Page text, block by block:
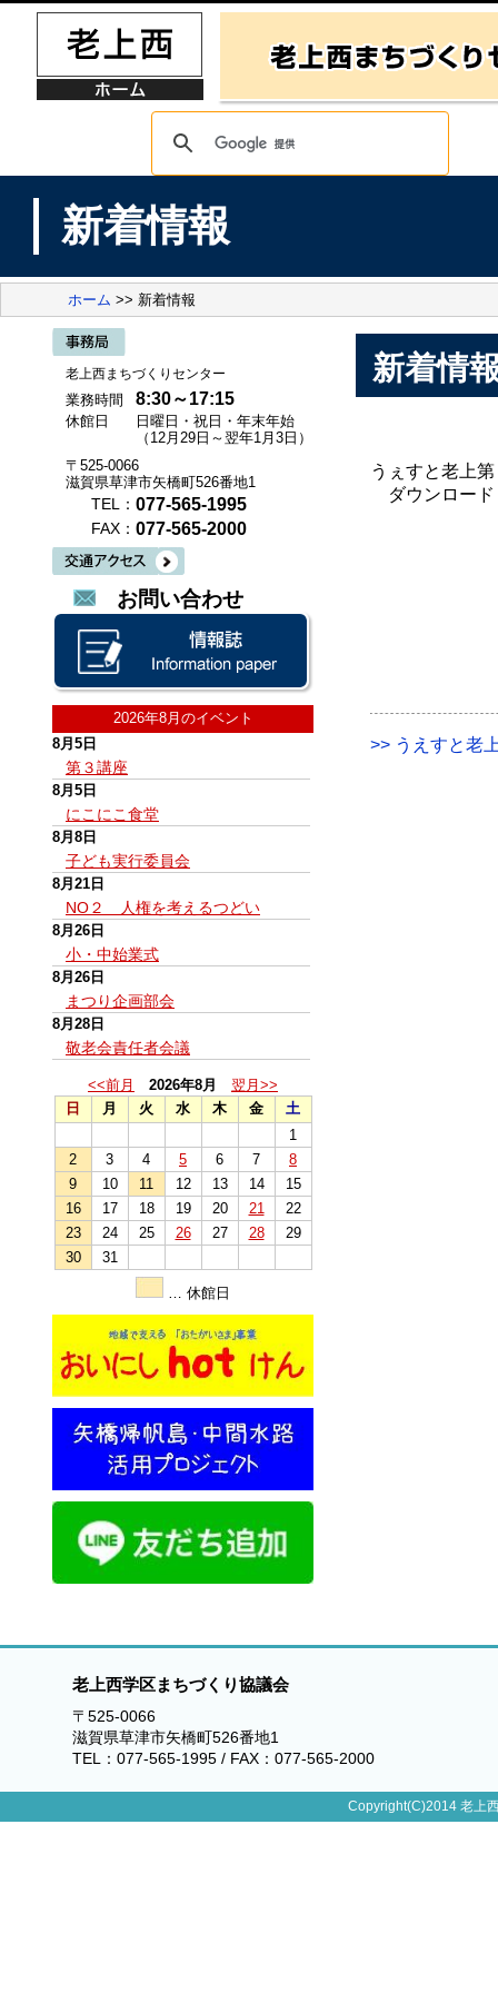
新着情報
ホーム >> 新着情報
老上西まちづくりセンター
業務時間 8:30～17:15
休館日
日曜日・祝日・年末年始
（12月29日～翌年1月3日）
〒525-0066
滋賀県草津市矢橋町526番地1
TEL： 077-565-1995
FAX： 077-565-2000
お問い合わせ
2026年8月のイベント
8月5日
第３講座
8月5日
にこにこ食堂
8月8日
子ども実行委員会
8月21日
NO２ 人権を考えるつどい
8月26日
小・中始業式
8月26日
まつり企画部会
8月28日
敬老会責任者会議
<<前月 2026年8月
翌月>>
日
月 火 水 木 金
土
1
2
3 4 5 6 7
8
9
10 11 12 13 14
15
16
17 18 19 20 21
22
23
24 25 26 27 28
29
30
31
… 休館日
新着情
うぇすと老上
ダウンロード
>> うえすと老
老上西学区まちづくり協議会
〒525-0066
滋賀県草津市矢橋町526番地1
TEL：077-565-1995 / FAX：077-565-2000
Copyright(C)2014 老上